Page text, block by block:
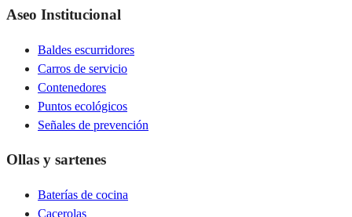
Aseo Institucional
Baldes escurridores
Carros de servicio
Contenedores
Puntos ecológicos
Señales de prevención
Ollas y sartenes
Baterías de cocina
Cacerolas